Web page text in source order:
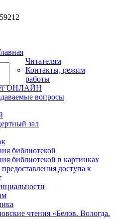
Читателям
Контакты, режим
работы
ОНЛАЙН
вопросы
зал
библиотекой
библиотекой в картинках
доступа к
чтения «Белов. Вологда.